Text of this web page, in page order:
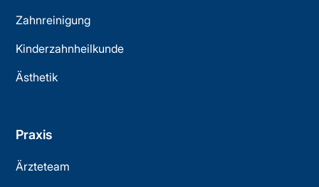
Zahnreinigung
Kinderzahnheilkunde
Ästhetik
Praxis
Ärzteteam